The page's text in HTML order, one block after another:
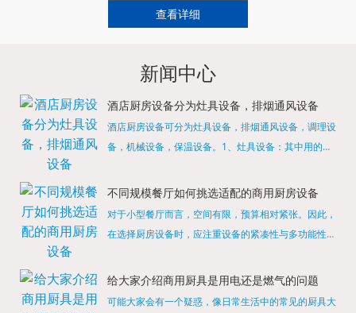
查看详细
新闻中心
酒店厨房设备分为灶具设备，排烟通风设备
酒店厨房设备可分为灶具设备，排烟通风设备，调理设
备，机械设备，保温设备。1、灶具设备：其中用的较
缺少的，经过相关检测证明的合格设备才能进行使用，
不同规模餐厅如何挑选适配的商用厨房设备
对于小型餐厅而言，空间有限，预算相对紧张。因此，
在选择厨房设备时，应注重设备的紧凑性与多功能性。
烹饪设备，既能节省空间，又能满足多样化的烹饪需
给大家介绍商用厨具是用电还是燃气的问题
可能大家会有一个疑惑，像日常生活中的常见的厨具大